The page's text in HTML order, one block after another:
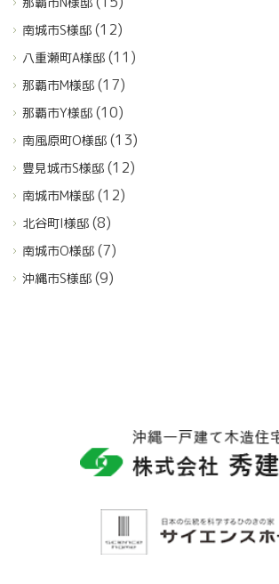
南城市S様邸 (12)
八重瀬町A様邸 (11)
那覇市M様邸 (17)
那覇市Y様邸 (10)
南風原町O様邸 (13)
豊見城市S様邸 (12)
南城市M様邸 (12)
北谷町I様邸 (8)
南城市O様邸 (7)
沖縄市S様邸 (9)